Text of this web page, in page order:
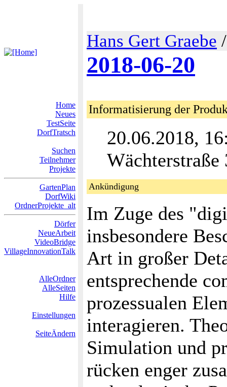
Hans Gert Graebe
2018-06-20
Home
Neues
TestSeite
DorfTratsch
Suchen
Teilnehmer
Projekte
GartenPlan
DorfWiki
OrdnerProjekte_alt
Dörfer
NeueArbeit
VideoBridge
VillageInnovationTalk
AlleOrdner
AlleSeiten
Hilfe
Einstellungen
SeiteÄndern
Informatisierung der
20.06.2018,
Ankündigung
Im Zuge des
insbesondere
Art in großer
entsprechende
prozessualen
interagieren.
Simulation und
rücken enger